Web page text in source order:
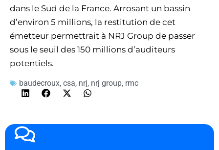
dans le Sud de la France. Arrosant un bassin
d’environ 5 millions, la restitution de cet
émetteur permettrait à NRJ Group de passer
sous le seuil des 150 millions d’auditeurs
potentiels.
baudecroux, csa, nrj, nrj group, rmc